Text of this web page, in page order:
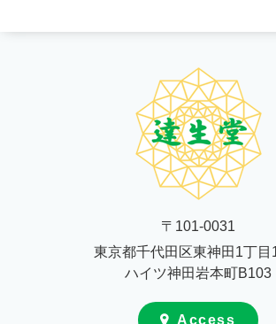
〒101-0031
東京都千代田区東神田1丁目
ハイツ神田岩本町B103
Access